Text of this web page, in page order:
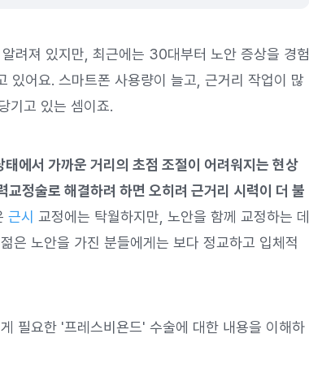
려져 있지만, 최근에는 30대부터 노안 증상을 경험
있어요. 스마트폰 사용량이 늘고, 근거리 작업이 많
기고 있는 셈이죠.
태에서 가까운 거리의 초점 조절이 어려워지는 현상
교정술로 해결하려 하면 오히려 근거리 시력이 더 불
근시 교정에는 탁월하지만, 노안을 함께 교정하는 데
은 노안을 가진 분들에게는 보다 정교하고 입체적
필요한 '프레스비욘드' 수술에 대한 내용을 이해하